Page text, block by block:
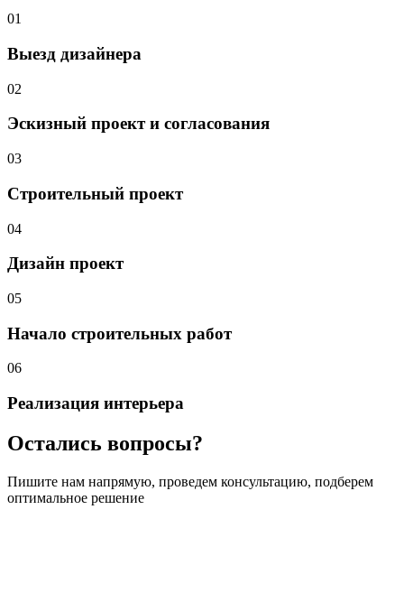
01
Выезд дизайнера
02
Эскизный проект и согласования
03
Строительный проект
04
Дизайн проект
05
Начало строительных работ
06
Реализация интерьера
Остались вопросы?
Пишите нам напрямую, проведем консультацию, подберем
оптимальное решение